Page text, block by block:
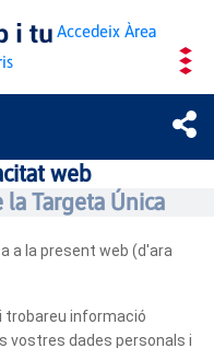
AccedeixÀrea
web
Targeta Única
a la present web (d'ara
trobareu informació
vostres dades personals i